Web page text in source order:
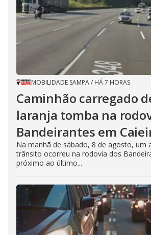
MOBILIDADE SAMPA/ HÁ 7 HORAS
Caminhão carregado
laranja tomba na
Bandeirantes em
Na manhã de sábado, 8 de agosto, um
trânsito ocorreu na rodovia dos
próximo ao último...